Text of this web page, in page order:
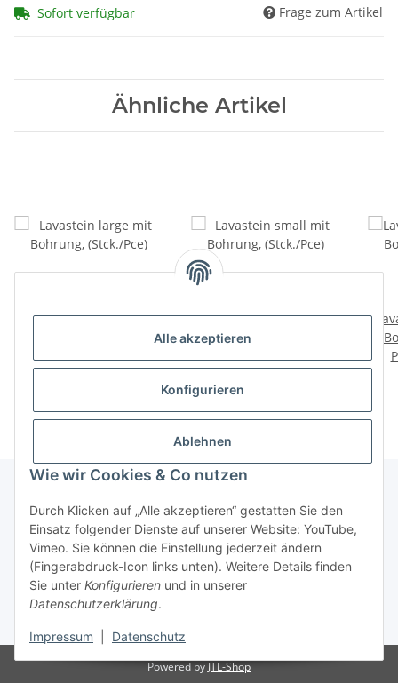
Alle akzeptieren
Konfigurieren
Ablehnen
Wie wir Cookies & Co nutzen
Durch Klicken auf „Alle akzeptieren“ gestatten Sie den
Einsatz folgender Dienste auf unserer Website: YouTube,
Vimeo. Sie können die Einstellung jederzeit ändern
(Fingerabdruck-Icon links unten). Weitere Details finden
Sie unter Konfigurieren und in unserer
Datenschutzerklärung.
Impressum Datenschutz
Sofort verfügbar Frage zum Artikel
Ähnliche Artikel
Lavastein large mit
Lavastein small mit
Bohrung, (Stck./Pce)
Informationen
Gesetzliche Informationen
Powered byJTL-Shop